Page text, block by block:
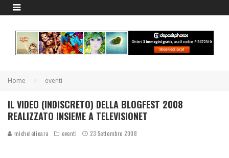
Home eventi
IL VIDEO (INDISCRETO) DELLA BLOGFEST 2008
REALIZZATO INSIEME A TELEVISIONET
micheleficara eventi 23 Settembre 2008